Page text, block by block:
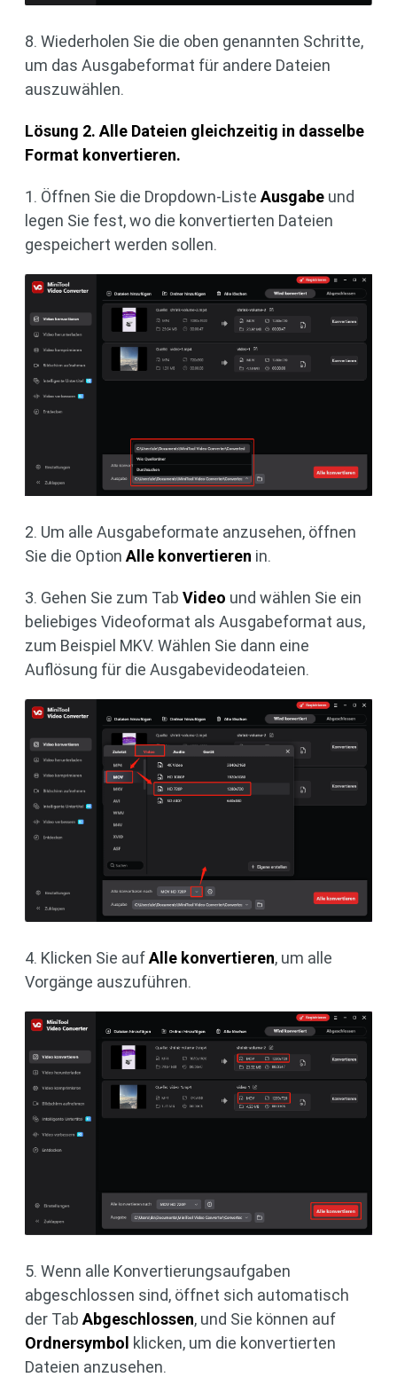
8. Wiederholen Sie die oben genannten Schritte,
um das Ausgabeformat für andere Dateien
auszuwählen.
Lösung 2. Alle Dateien gleichzeitig in dasselbe
Format konvertieren.
1. Öffnen Sie die Dropdown-Liste Ausgabe und
legen Sie fest, wo die konvertierten Dateien
gespeichert werden sollen.
2. Um alle Ausgabeformate anzusehen, öffnen
Sie die OptionAlle konvertieren in.
3. Gehen Sie zum Tab Video und wählen Sie ein
beliebiges Videoformat als Ausgabeformat aus,
zum Beispiel MKV. Wählen Sie dann eine
Auflösung für die Ausgabevideodateien.
4. Klicken Sie aufAlle konvertieren, um alle
Vorgänge auszuführen.
5. Wenn alle Konvertierungsaufgaben
abgeschlossen sind, öffnet sich automatisch
der TabAbgeschlossen, und Sie können auf
Ordnersymbol klicken, um die konvertierten
Dateien anzusehen.